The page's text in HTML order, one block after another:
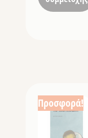
Προσφορά!